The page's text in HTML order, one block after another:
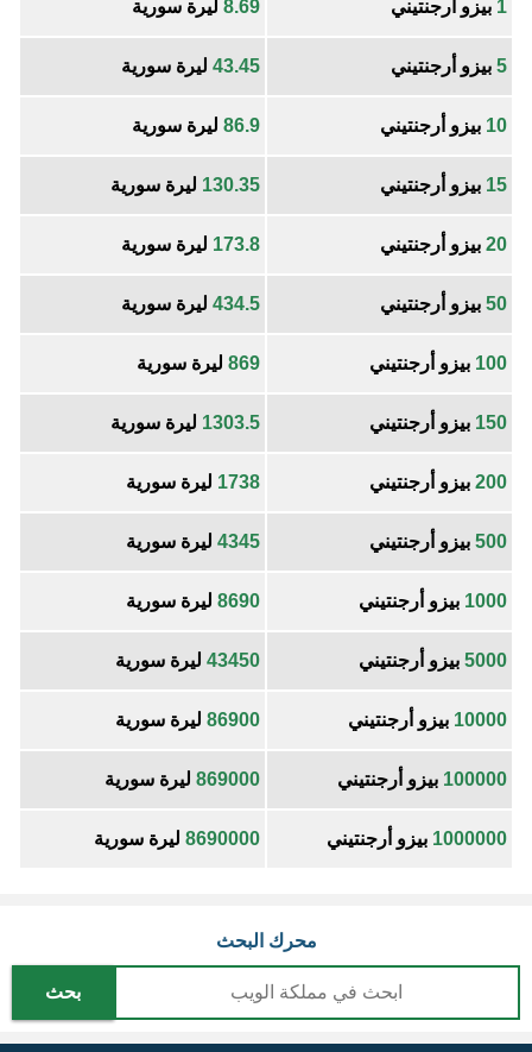
1 بيزو أرجنتيني 8.69 ليرة سورية
5 بيزو أرجنتيني 43.45 ليرة سورية
10 بيزو أرجنتيني 86.9 ليرة سورية
15 بيزو أرجنتيني 130.35 ليرة سورية
20 بيزو أرجنتيني 173.8 ليرة سورية
50 بيزو أرجنتيني 434.5 ليرة سورية
100 بيزو أرجنتيني 869 ليرة سورية
150 بيزو أرجنتيني 1303.5 ليرة سورية
200 بيزو أرجنتيني 1738 ليرة سورية
500 بيزو أرجنتيني 4345 ليرة سورية
1000 بيزو أرجنتيني 8690 ليرة سورية
5000 بيزو أرجنتيني 43450 ليرة سورية
10000 بيزو أرجنتيني 86900 ليرة سورية
100000 بيزو أرجنتيني 869000 ليرة سورية
1000000 بيزو أرجنتيني 8690000 ليرة سورية
محرك البحث
بحث